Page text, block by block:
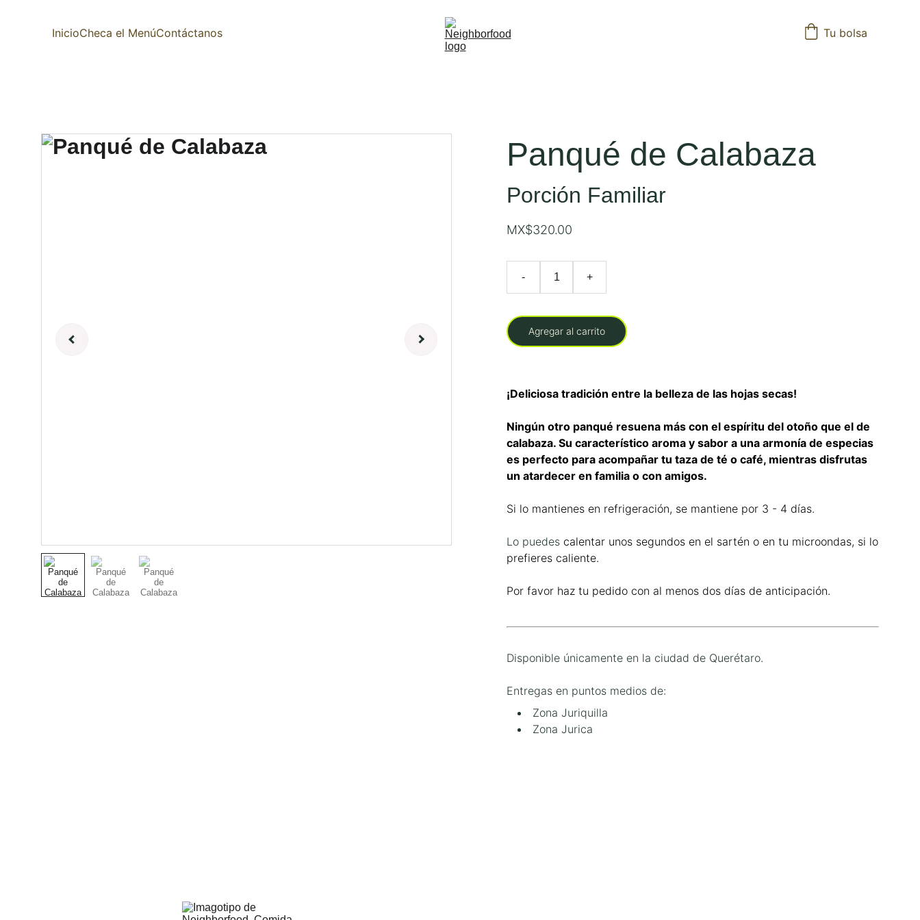
InicioCheca el MenúContáctanos Tu bolsa
Panqué de Calabaza
Porción Familiar
MX$320.00
- +
Agregar al carrito
¡Deliciosa tradición entre la belleza de las hojas secas!
Ningún otro panqué resuena más con el espíritu del otoño que el de
calabaza. Su característico aroma y sabor a una armonía de especias
es perfecto para acompañar tu taza de té o café, mientras disfrutas
un atardecer en familia o con amigos.
Si lo mantienes en refrigeración, se mantiene por 3 - 4 días.
Lo puedes calentar unos segundos en el sartén o en tu microondas, si lo
prefieres caliente.
Por favor haz tu pedido con al menos dos días de anticipación.
Disponible únicamente en la ciudad de Querétaro.
Entregas en puntos medios de:
Zona Juriquilla
Zona Jurica